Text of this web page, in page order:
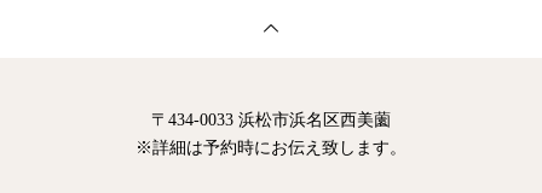
〒434-0033 浜松市浜名区西美薗
※詳細は予約時にお伝え致します。